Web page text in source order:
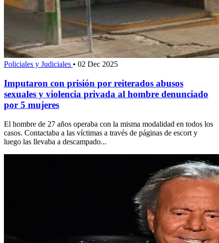
Policiales y Judiciales • 02 Dec 2025
Imputaron con prisión por reiterados abusos
sexuales y violencia privada al hombre denunciado
por 5 mujeres
El hombre de 27 años operaba con la misma modalidad en todos los
casos. Contactaba a las víctimas a través de páginas de escort y
luego las llevaba a descampado...